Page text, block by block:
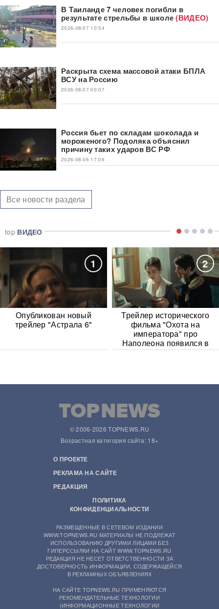
В Таиланде 7 человек погибли в
результате стрельбы в школе(ВИДЕО)
2026-08-07 10:54
Раскрыта схема массовой атаки БПЛА
ВСУ на Россию
2026-08-07 00:07
Россия бьет по складам шоколада и
мороженого? Подоляка объяснил
причину таких ударов ВС РФ
2026-08-06 17:06
Все новости раздела
top ВИДЕО
1
Опубликован новый
трейлер "Астрала 6"
2
Трейлер исторического
фильма "Охота на
императора" про
Наполеона появился в
Сети
© 2006-2026 TOPNEWS.RU
Возрастная категория сайта: 18+
О ПРОЕКТЕ
РЕКЛАМА НА САЙТЕ
РЕДАКЦИЯ
ПОЛИТИКА
КОНФИДЕНЦИАЛЬНОСТИ
РАЗМЕЩЕННЫЕ В СЕТЕВОМ ИЗДАНИИ
WWW.TOPNEWS.RU МАТЕРИАЛЫ НЕ ПОДЛЕЖАТ
ИСПОЛЬЗОВАНИЮ ДРУГИМИ ЛИЦАМИ БЕЗ
ГИПЕРССЫЛКИ НА САЙТ WWW.TOPNEWS.RU
РЕДАКЦИЯ НЕ НЕСЕТ ОТВЕТСТВЕННОСТИ ЗА
ДОСТОВЕРНОСТЬ ИНФОРМАЦИИ, СОДЕРЖАЩЕЙСЯ
В РЕКЛАМНЫХ ОБЪЯВЛЕНИЯХ
НА САЙТЕ TOPNEWS.RU ПРИМЕНЯЮТСЯ
РЕКОМЕНДАТЕЛЬНЫЕ ТЕХНОЛОГИИ
(ИНФОРМАЦИОННЫЕ ТЕХНОЛОГИИ